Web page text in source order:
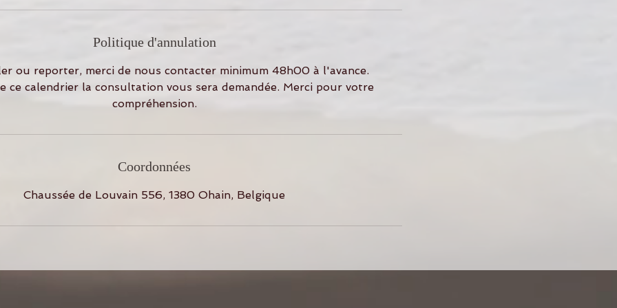
2
h
Politique d'annulation
ou reporter, merci de nous contacter minimum 48h00 à l'avance.
ce calendrier la consultation vous sera demandée. Merci pour votre
compréhension.
Coordonnées
Chaussée de Louvain 556, 1380 Ohain, Belgique